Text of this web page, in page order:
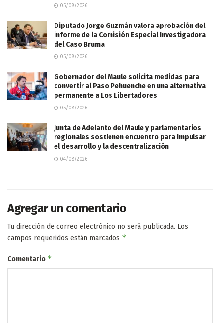
05/08/2026
Diputado Jorge Guzmán valora aprobación del
informe de la Comisión Especial Investigadora
del Caso Bruma
05/08/2026
Gobernador del Maule solicita medidas para
convertir al Paso Pehuenche en una alternativa
permanente a Los Libertadores
05/08/2026
Junta de Adelanto del Maule y parlamentarios
regionales sostienen encuentro para impulsar
el desarrollo y la descentralización
04/08/2026
Agregar un comentario
Tu dirección de correo electrónico no será publicada. Los
campos requeridos están marcados *
Comentario *